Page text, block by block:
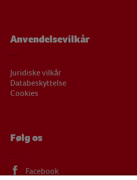
Anvendelsevilkår
Juridiske vilkår
Databeskyttelse
Cookies
Følg os
Facebook